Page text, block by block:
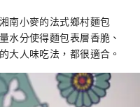
南小麥的法式鄉村麵包
水分使得麵包表層香脆、
大人味吃法，都很適合。